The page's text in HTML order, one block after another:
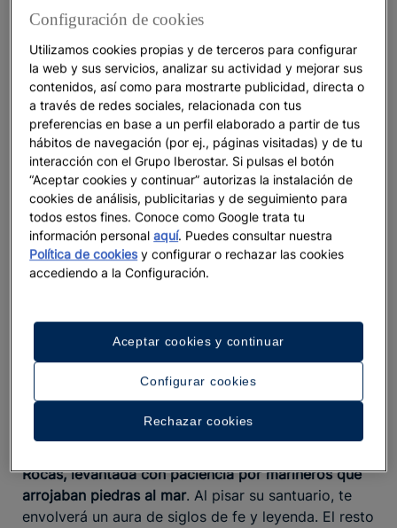
turquesas, custodiado por montañas centenarias.
Todo Incluido en Montenegro.
2. Perast y las islas flotantes: elegancia
veneciana en miniatura
A tan sólo treinta kilómetros de distancia de los
hoteles en Herceg Novimás inspiradores, se sitúa
Perast, un pueblecito con apenas una calle abierta
al mar Adriáticoque te atrapará nada más llegar. Su
pasado veneciano se refleja en cada palacio
barroco y en cada campanario. Caminar por su
paseo marítimo equivale a recorrer una postal viva:
ventanas y el rumor de las olas, que parecen marcar
el ritmo de una vida lenta, te acompañarán durante
Desde el puerto, las barcas invitan a navegar hacia
dos joyas flotantes: la isla de San Jorge, cubierta
Rocas, levantada con paciencia por marineros que
arrojaban piedras al mar. Al pisar su santuario, te
envolverá un aura de siglos de fe y leyenda. El resto
Configuración de cookies
Utilizamos cookies propias y de terceros para configurar
la web y sus servicios, analizar su actividad y mejorar sus
contenidos, así como para mostrarte publicidad, directa o
a través de redes sociales, relacionada con tus
preferencias en base a un perfil elaborado a partir de tus
hábitos de navegación (por ej., páginas visitadas) y de tu
interacción con el Grupo Iberostar. Si pulsas el botón
“Aceptar cookies y continuar” autorizas la instalación de
cookies de análisis, publicitarias y de seguimiento para
todos estos fines. Conoce como Google trata tu
información personalaquí. Puedes consultar nuestra
Política de cookiesy configurar o rechazar las cookies
accediendo a la Configuración.
Configurar cookies
Rechazar cookies
Aceptar cookies y continuar